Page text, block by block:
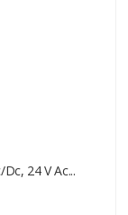
24 V Ac...